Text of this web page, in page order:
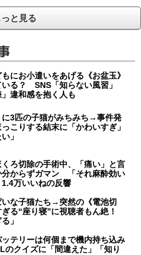
っと見る
にお小遣いをあげる《お盆玉》
る？ SNS「知らない風習」
」違和感を抱く人も
に3匹の子猫がみちみち→事件発
こりする結末に「かわいすぎ」
」
くろ切除の手術中、「痛い」と言
分からずガマン 「それ麻酔効い
万いいねの反響
いな子猫たち→突然の《電池切
る“座り寝”に視聴者もん絶！
」
テリーは何個まで機内持ち込み
クイズに「間違えた」「知り